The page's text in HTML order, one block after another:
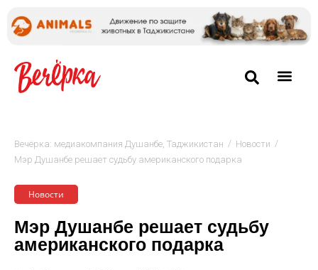
Вечёрка: медиакомпания Душанбе, Таджикистан / Новости /
Мэр Душанбе решает судьбу американского подарка
Новости
Мэр Душанбе решает судьбу
американского подарка